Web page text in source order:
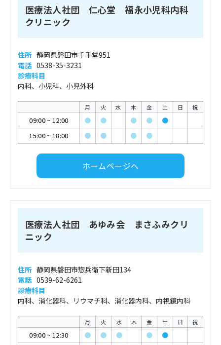
医療法人社団 仁心堂 福永小児科内科
クリニック
住所 静岡県磐田市千手堂951
電話 0538-35-3231
診療科目
内科、小児科、小児外科
月 火 水 木 金 土 日 祝
09:00~ 12:00 ● ● ● ●
●
15:00~ 18:00 ● ● ● ●
ホームページへ
医療法人社団 あゆみ会 まさふみクリ
ニック
住所 静岡県磐田市惣兵衛下新田134
電話 0539-62-6261
診療科目
内科、消化器科、リウマチ科、消化器内科、内視鏡内科
月 火 水 木 金 土 日 祝
09:00~ 12:30 ● ● ● ●
●